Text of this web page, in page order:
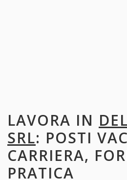
LAVORA IN
SRL: POSTI
CARRIERA,
PRATICA